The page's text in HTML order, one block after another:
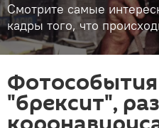
Смотрите самые
кадры того, что
"брексит",